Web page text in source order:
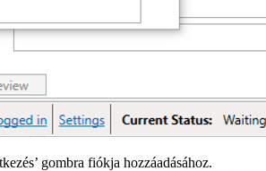
gombra fiókja hozzáadásához.